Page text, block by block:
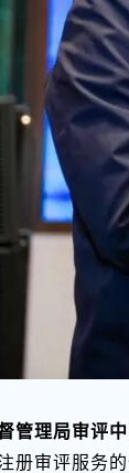
管理局审评中
册审评服务